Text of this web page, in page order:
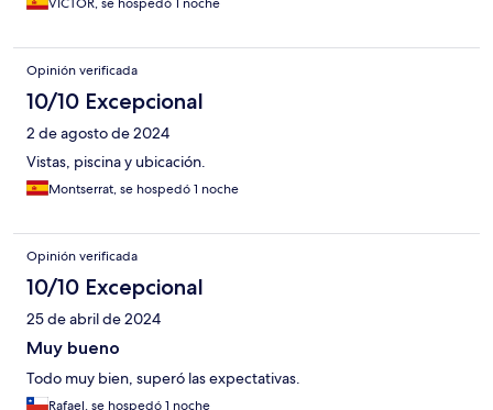
Opinión verificada
10/10 Excepcional
2 de agosto de 2024
Vistas, piscina y ubicación.
Montserrat, se hospedó 1 noche
Opinión verificada
10/10 Excepcional
25 de abril de 2024
Muy bueno
Todo muy bien, superó las expectativas.
Rafael, se hospedó 1 noche